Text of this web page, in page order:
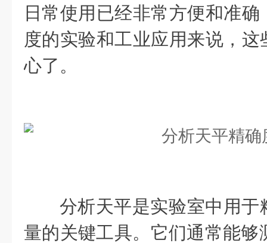
日常使用已经非常方便和准
度的实验和工业应用来说，
心了。
分析天平是实验室中用于
量的关键工具。它们通常能够